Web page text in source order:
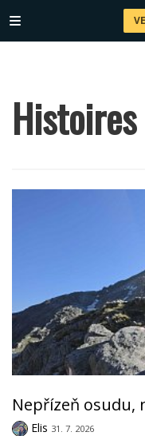
Histoires
Nepřízeň osudu,
Elis 31. 7. 2026